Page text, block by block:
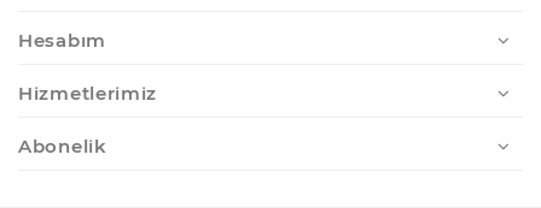
Hesabım
Hizmetlerimiz
Abonelik